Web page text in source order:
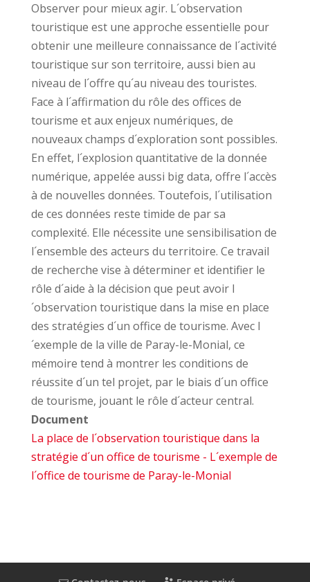
Observer pour mieux agir. L´observation
touristique est une approche essentielle pour
obtenir une meilleure connaissance de l´activité
touristique sur son territoire, aussi bien au
niveau de l´offre qu´au niveau des touristes.
Face à l´affirmation du rôle des offices de
tourisme et aux enjeux numériques, de
nouveaux champs d´exploration sont possibles.
En effet, l´explosion quantitative de la donnée
numérique, appelée aussi big data, offre l´accès
à de nouvelles données. Toutefois, l´utilisation
de ces données reste timide de par sa
complexité. Elle nécessite une sensibilisation de
l´ensemble des acteurs du territoire. Ce travail
de recherche vise à déterminer et identifier le
rôle d´aide à la décision que peut avoir l
´observation touristique dans la mise en place
des stratégies d´un office de tourisme. Avec l
´exemple de la ville de Paray-le-Monial, ce
mémoire tend à montrer les conditions de
réussite d´un tel projet, par le biais d´un office
de tourisme, jouant le rôle d´acteur central.
Document
La place de l´observation touristique dans la
stratégie d´un office de tourisme - L´exemple de
l´office de tourisme de Paray-le-Monial